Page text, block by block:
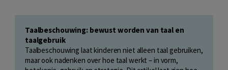
Taalbeschouwing: bewust worden van taal en
taalgebruik
Taalbeschouwing laat kinderen niet alleen taal gebruiken,
maar ook nadenken over hoe taal werkt – in vorm,